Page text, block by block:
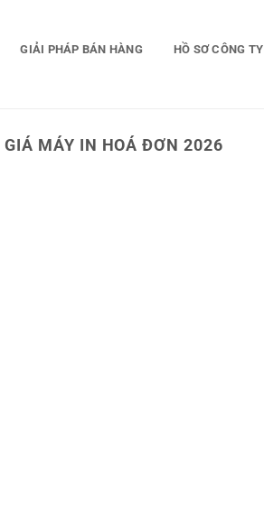
GIẢI PHÁP BÁN HÀNG HỒ SƠ CÔNG TY
GIÁ MÁY IN HOÁ ĐƠN 2026